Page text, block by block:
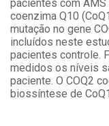
pacientes com
coenzima Q10
mutação no gene
incluídos neste
pacientes controle.
medidos os níveis
paciente. O COQ2
biossíntese de